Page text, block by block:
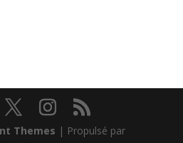
Themes | Propulsé par